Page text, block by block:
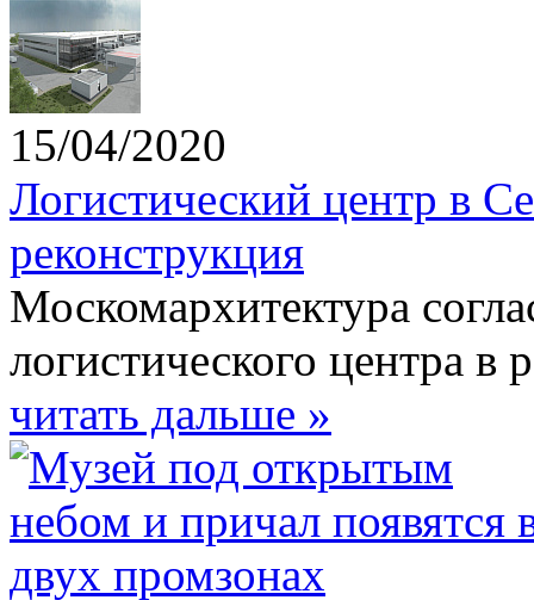
15/04/2020
Логистический центр в
реконструкция
Москомархитектура
логистического центра в
читать дальше »